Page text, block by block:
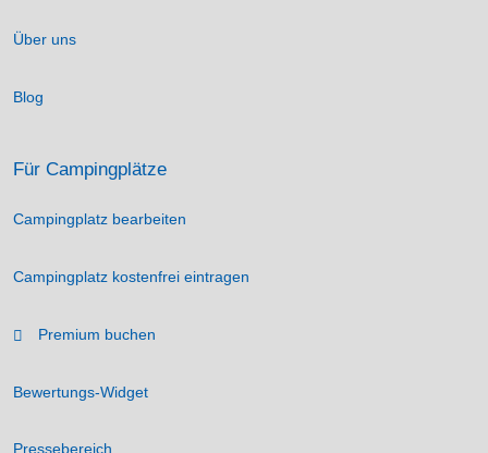
Über uns
Blog
Für Campingplätze
Campingplatz bearbeiten
Campingplatz kostenfrei eintragen
Premium buchen
Bewertungs-Widget
Pressebereich